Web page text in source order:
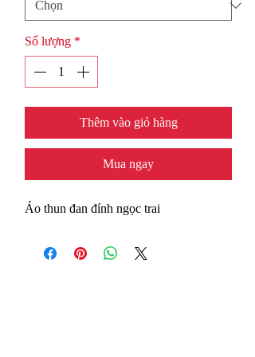
Số lượng *
Thêm vào giỏ hàng
Mua ngay
Áo thun đan đính ngọc trai